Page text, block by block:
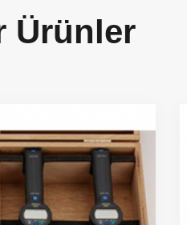
Ürünler